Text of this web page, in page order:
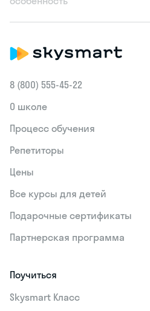
8 (800) 555‑45-22
О школе
Процесс обучения
Репетиторы
Цены
Все курсы для детей
Подарочные сертификаты
Партнерская программа
Поучиться
Skysmart Класс